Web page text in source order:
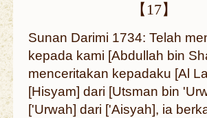
【17】
Sunan Darimi 1734: Telah
kepada kami [Abdullah bin
menceritakan kepadaku [Al
[Hisyam] dari [Utsman bin
['Urwah] dari ['Aisyah], ia